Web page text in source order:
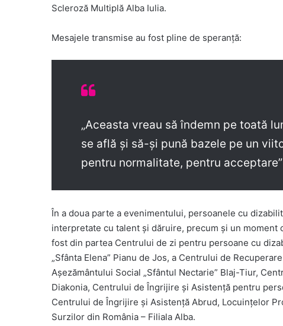
Scleroză Multiplă Alba Iulia.
Mesajele transmise au fost pline de speranță:
„Aceasta vreau să îndemn pe toată
se află și să-și pună bazele pe un
pentru normalitate, pentru
În a doua parte a evenimentului, persoanele cu
interpretate cu talent și dăruire, precum și un
fost din partea Centrului de zi pentru persoane cu
„Sfânta Elena” Pianu de Jos, a Centrului de
Așezământului Social „Sfântul Nectarie” Blaj-Tiur,
Diakonia, Centrului de Îngrijire și Asistență pentru
Centrului de Îngrijire și Asistență Abrud, Locuințelor
Surzilor din România – Filiala Alba.